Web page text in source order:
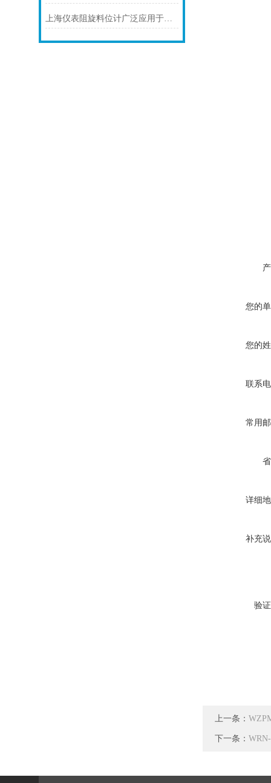
上海仪表阻旋料位计广泛应用于多个工业领域
您的
您的
联系
常用
详细
补充
验
上一条：
下一条：